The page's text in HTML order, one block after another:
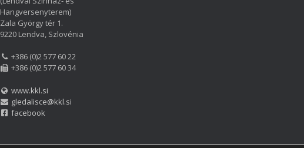
Hangversenyterem)
Zala György tér 1.
9220 Lendva, Szlovénia
+386 (0)2 577 60 22
+386 (0)2 577 60 34
www.kkl.si
gledalisce@kkl.si
facebook